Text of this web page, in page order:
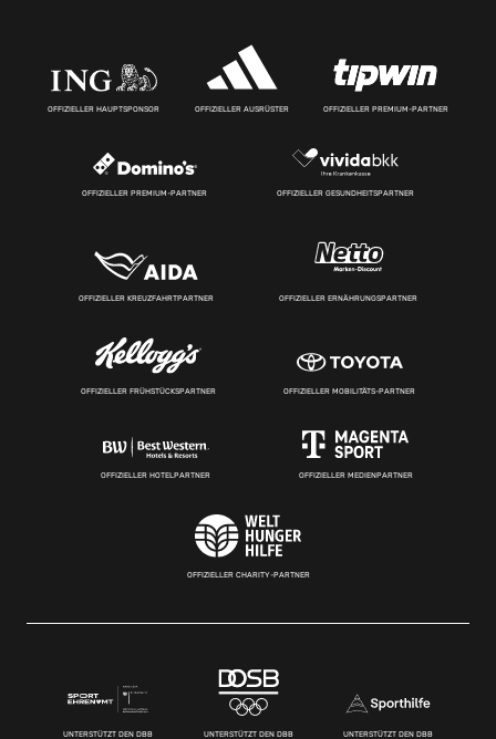
OFFIZIELLER HAUPTSPONSOR OFFIZIELLER AUSRÜSTER OFFIZIELLER PREMIUM-PARTNER
OFFIZIELLER PREMIUM-PARTNER OFFIZIELLER GESUNDHEITSPARTNER
OFFIZIELLER KREUZFAHRTPARTNER OFFIZIELLER ERNÄHRUNGSPARTNER
OFFIZIELLER FRÜHSTÜCKSPARTNER OFFIZIELLER MOBILITÄTS-PARTNER
OFFIZIELLER HOTELPARTNER OFFIZIELLER MEDIENPARTNER
OFFIZIELLER CHARITY-PARTNER
UNTERSTÜTZT DEN DBB UNTERSTÜTZT DEN DBB UNTERSTÜTZT DEN DBB